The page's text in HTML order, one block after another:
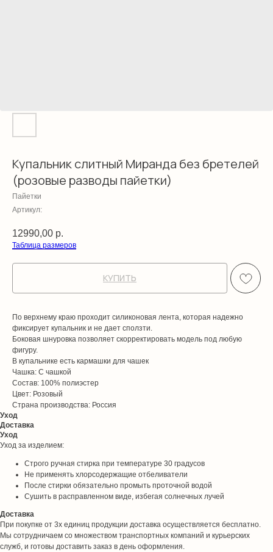
Купальник слитный Миранда без бретелей
(розовые разводы пайетки)
Пайетки
Артикул:
12990,00 р.
Таблица размеров
КУПИТЬ
По верхнему краю проходит силиконовая лента, которая надежно
фиксирует купальник и не дает сползти.
Боковая шнуровка позволяет скорректировать модель под любую
фигуру.
В купальнике есть кармашки для чашек
Чашка: С чашкой
Состав: 100% полиэстер
Цвет: Розовый
Страна производства: Россия
Уход
Доставка
Уход
Уход за изделием:
Строго ручная стирка при температуре 30 градусов
Не применять хлорсодержащие отбеливатели
После стирки обязательно промыть проточной водой
Сушить в расправленном виде, избегая солнечных лучей
Доставка
При покупке от 3х единиц продукции доставка осуществляется бесплатно.
Мы сотрудничаем со множеством транспортных компаний и курьерских
служб, и готовы доставить заказ в день оформления.